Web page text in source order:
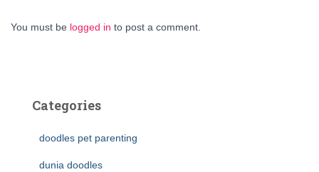
You must be logged in to post a comment.
Categories
doodles pet parenting
dunia doodles